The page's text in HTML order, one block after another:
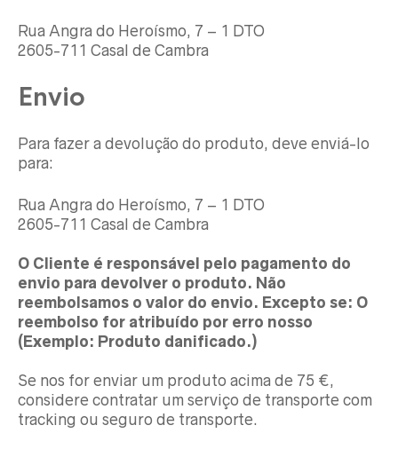
Rua Angra do Heroísmo, 7 – 1 DTO
2605-711 Casal de Cambra
Envio
Para fazer a devolução do produto, deve enviá-lo
para:
Rua Angra do Heroísmo, 7 – 1 DTO
2605-711 Casal de Cambra
O Cliente é responsável pelo pagamento do
envio para devolver o produto. Não
reembolsamos o valor do envio. Excepto se: O
reembolso for atribuído por erro nosso
(Exemplo: Produto danificado.)
Se nos for enviar um produto acima de 75 €,
considere contratar um serviço de transporte com
tracking ou seguro de transporte.